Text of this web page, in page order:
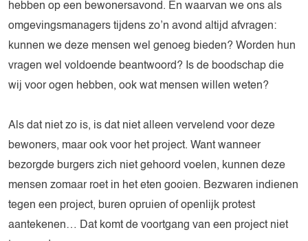
hebben op een bewonersavond. En waarvan we ons als
omgevingsmanagers tijdens zo’n avond altijd afvragen:
kunnen we deze mensen wel genoeg bieden? Worden hun
vragen wel voldoende beantwoord? Is de boodschap die
wij voor ogen hebben, ook wat mensen willen weten?
Als dat niet zo is, is dat niet alleen vervelend voor deze
bewoners, maar ook voor het project. Want wanneer
bezorgde burgers zich niet gehoord voelen, kunnen deze
mensen zomaar roet in het eten gooien. Bezwaren indienen
tegen een project, buren opruien of openlijk protest
aantekenen… Dat komt de voortgang van een project niet